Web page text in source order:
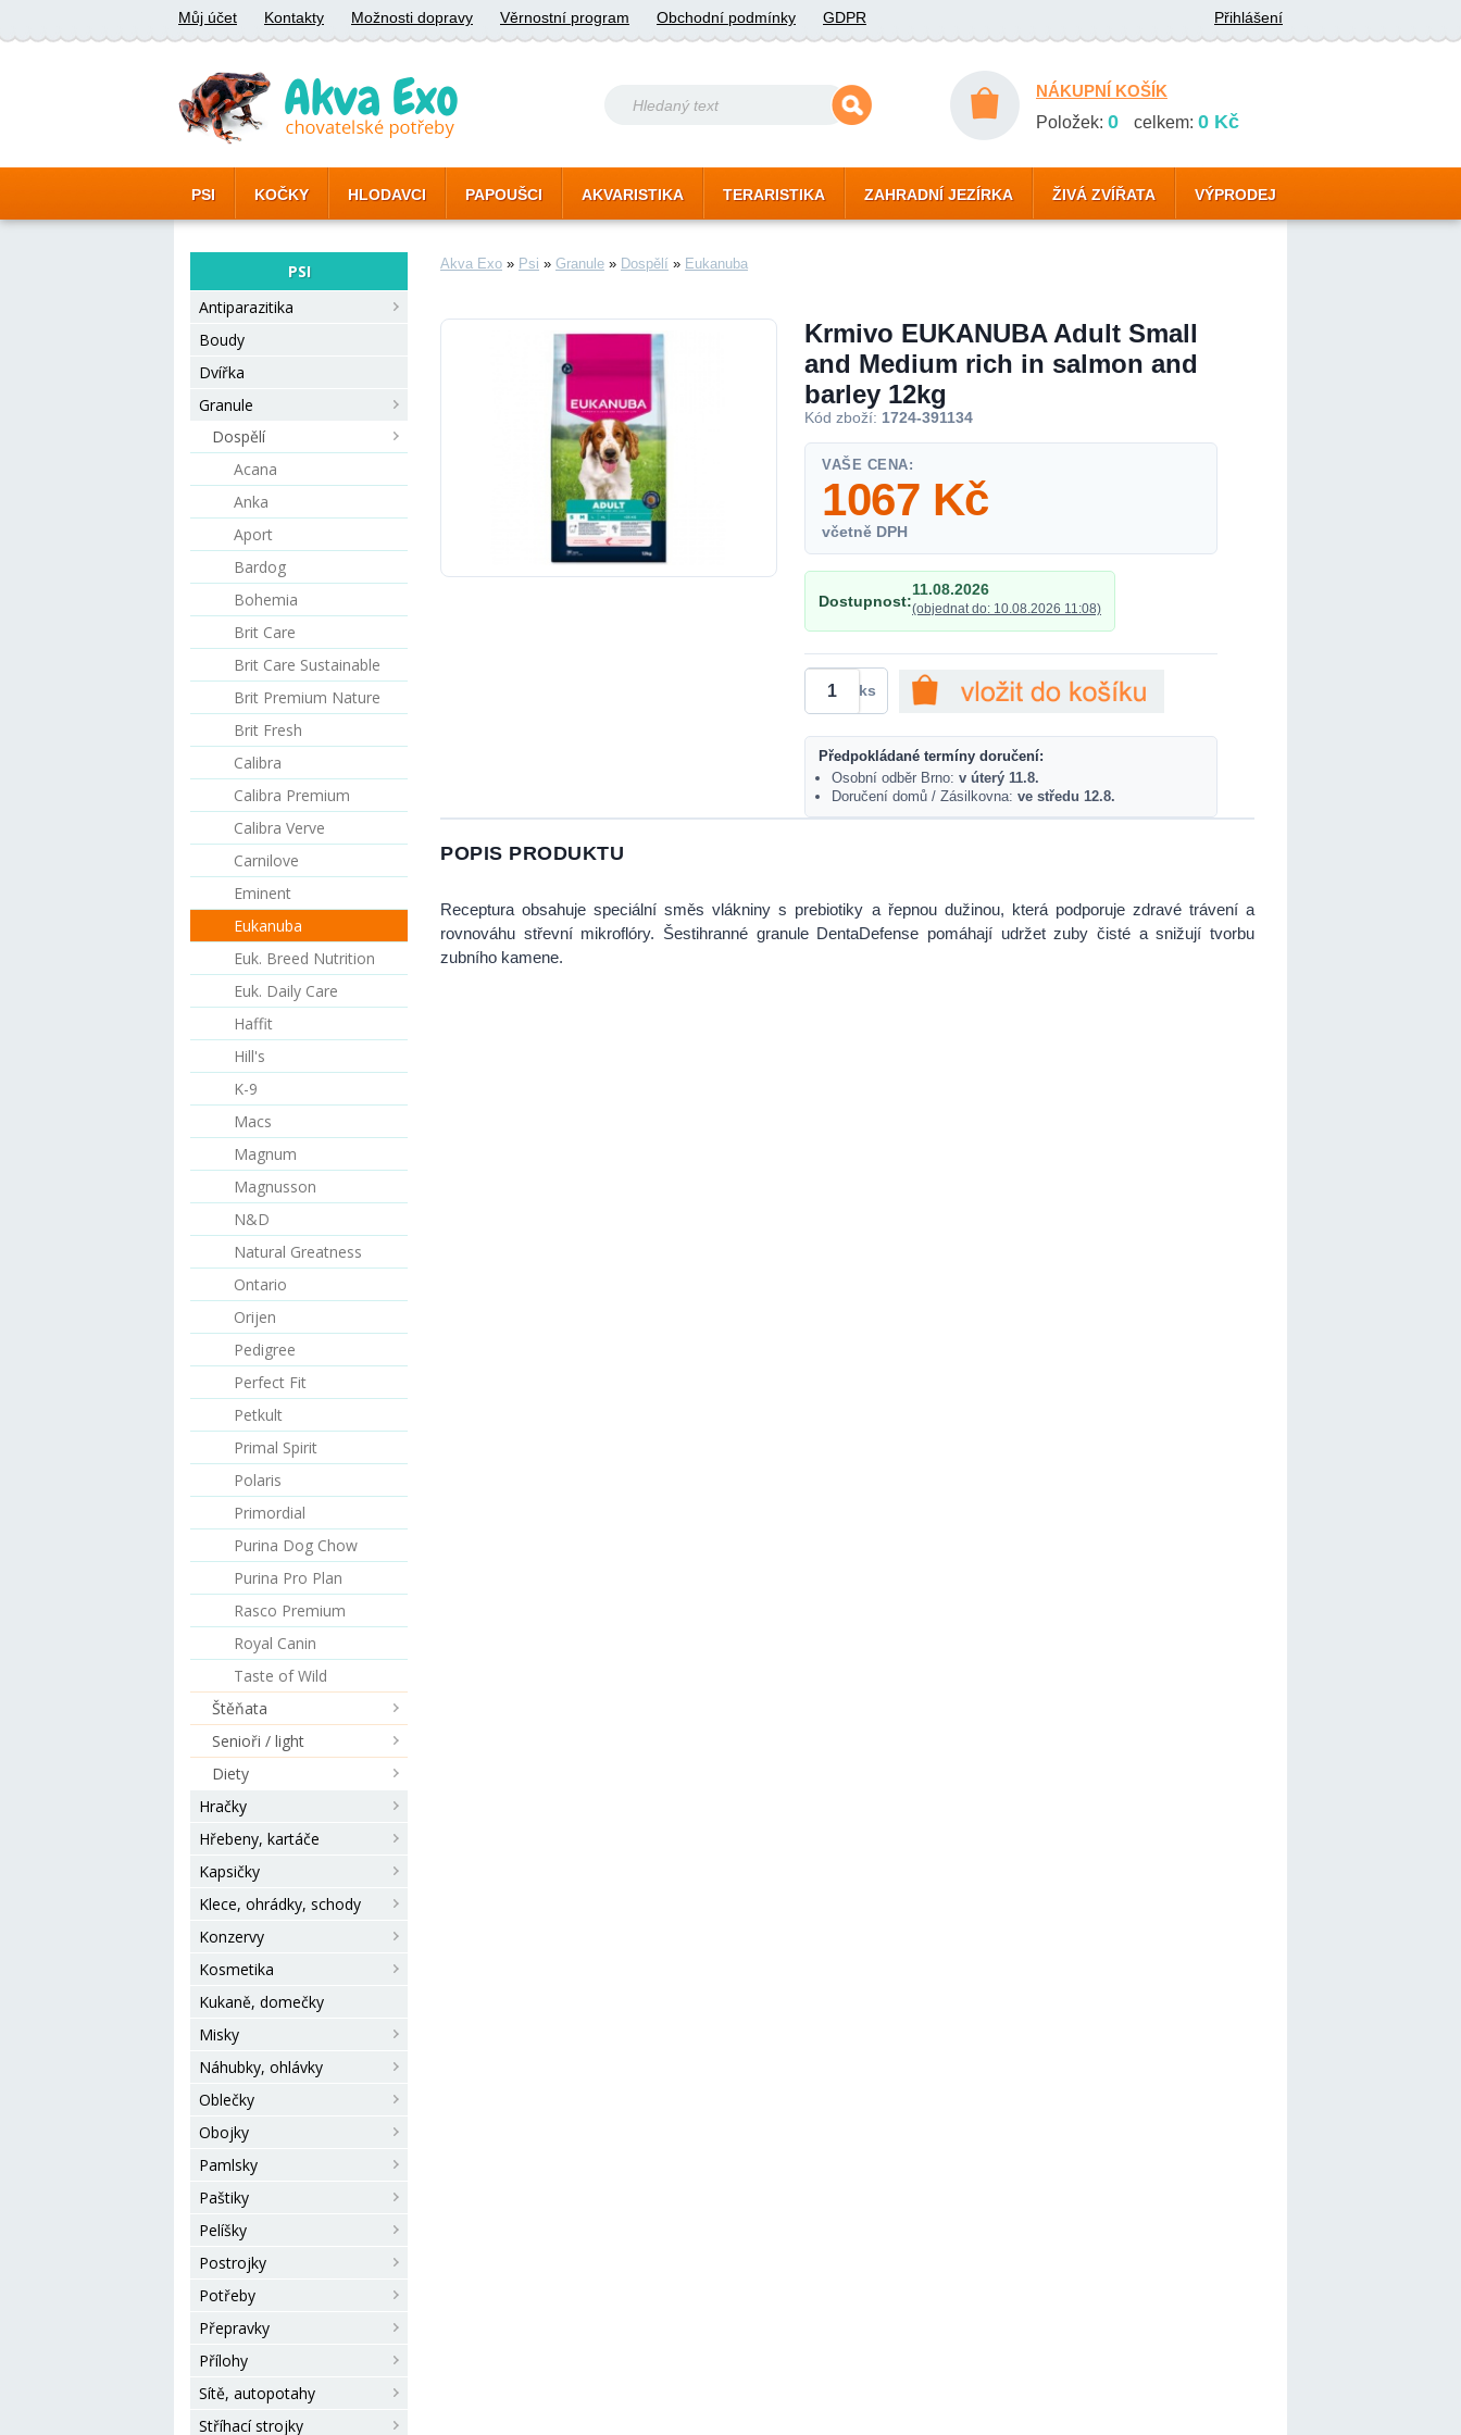
Můj účet Kontakty Možnosti dopravy Věrnostní program Obchodní podmínky GDPR Přihlášení
NÁKUPNÍ KOŠÍK
Položek: 0 celkem: 0 Kč
PSI KOČKY HLODAVCI PAPOUŠCI AKVARISTIKA TERARISTIKA ZAHRADNÍ JEZÍRKA ŽIVÁ ZVÍŘATA VÝPRODEJ
PSI
Antiparazitika
Boudy
Dvířka
Granule
Dospělí
Acana
Anka
Aport
Bardog
Bohemia
Brit Care
Brit Care Sustainable
Brit Premium Nature
Brit Fresh
Calibra
Calibra Premium
Calibra Verve
Carnilove
Eminent
Eukanuba
Euk. Breed Nutrition
Euk. Daily Care
Haffit
Hill's
K-9
Macs
Magnum
Magnusson
N&D
Natural Greatness
Ontario
Orijen
Pedigree
Perfect Fit
Petkult
Primal Spirit
Polaris
Primordial
Purina Dog Chow
Purina Pro Plan
Rasco Premium
Royal Canin
Taste of Wild
Štěňata
Senioři / light
Diety
Hračky
Hřebeny, kartáče
Kapsičky
Klece, ohrádky, schody
Konzervy
Kosmetika
Kukaně, domečky
Misky
Náhubky, ohlávky
Oblečky
Obojky
Pamlsky
Paštiky
Pelíšky
Postrojky
Potřeby
Přepravky
Přílohy
Sítě, autopotahy
Stříhací strojky
Akva Exo » Psi » Granule » Dospělí » Eukanuba
Krmivo EUKANUBA Adult Small
and Medium rich in salmon and
barley 12kg
Kód zboží: 1724-391134
VAŠE CENA:
1067 Kč
včetně DPH
Dostupnost:
11.08.2026
(objednat do: 10.08.2026 11:08)
ks
Předpokládané termíny doručení:
Osobní odběr Brno: v úterý 11.8.
Doručení domů / Zásilkovna: ve středu 12.8.
POPIS PRODUKTU
Receptura obsahuje speciální směs vlákniny s prebiotiky a řepnou dužinou, která podporuje zdravé trávení a
rovnováhu střevní mikroflóry. Šestihranné granule DentaDefense pomáhají udržet zuby čisté a snižují tvorbu
zubního kamene.